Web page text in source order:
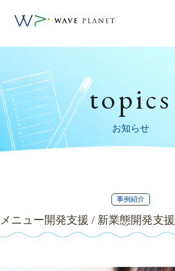
topics
お知らせ
事例紹介
メニュー開発支援 / 新業態開発支援